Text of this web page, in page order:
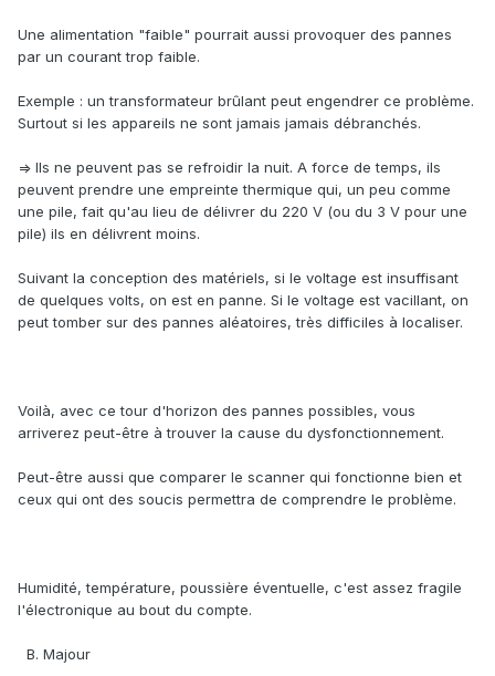
Une alimentation "faible" pourrait aussi provoquer des pannes
par un courant trop faible.
Exemple : un transformateur brûlant peut engendrer ce problème.
Surtout si les appareils ne sont jamais jamais débranchés.
=> Ils ne peuvent pas se refroidir la nuit. A force de temps, ils
peuvent prendre une empreinte thermique qui, un peu comme
une pile, fait qu'au lieu de délivrer du 220 V (ou du 3 V pour une
pile) ils en délivrent moins.
Suivant la conception des matériels, si le voltage est insuffisant
de quelques volts, on est en panne. Si le voltage est vacillant, on
peut tomber sur des pannes aléatoires, très difficiles à localiser.
Voilà, avec ce tour d'horizon des pannes possibles, vous
arriverez peut-être à trouver la cause du dysfonctionnement.
Peut-être aussi que comparer le scanner qui fonctionne bien et
ceux qui ont des soucis permettra de comprendre le problème.
Humidité, température, poussière éventuelle, c'est assez fragile
l'électronique au bout du compte.
B. Majour